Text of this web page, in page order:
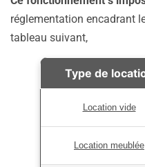
réglementation encadrant
tableau suivant,
Type de
Location vide
Location meublée